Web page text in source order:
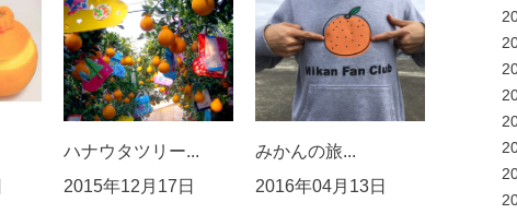
ハナウタツリー...
2015年12月17日
みかんの旅...
2016年04月13日